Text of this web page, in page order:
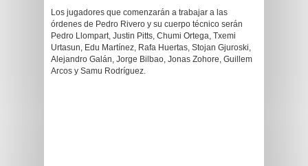
Los jugadores que comenzarán a trabajar a las
órdenes de Pedro Rivero y su cuerpo técnico serán
Pedro Llompart, Justin Pitts, Chumi Ortega, Txemi
Urtasun, Edu Martínez, Rafa Huertas, Stojan Gjuroski,
Alejandro Galán, Jorge Bilbao, Jonas Zohore, Guillem
Arcos y Samu Rodríguez.